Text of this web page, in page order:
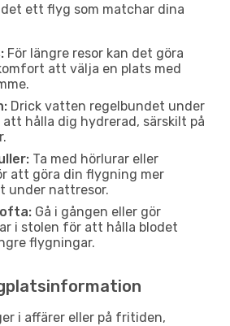
ett flyg som matchar dina
För längre resor kan det göra
att välja en plats med
Drick vatten regelbundet under
hålla dig hydrerad, särskilt på
Ta med hörlurar eller
att göra din flygning mer
under nattresor.
Gå i gången eller gör
i stolen för att hålla blodet
flygningar.
i affärer eller på fritiden,